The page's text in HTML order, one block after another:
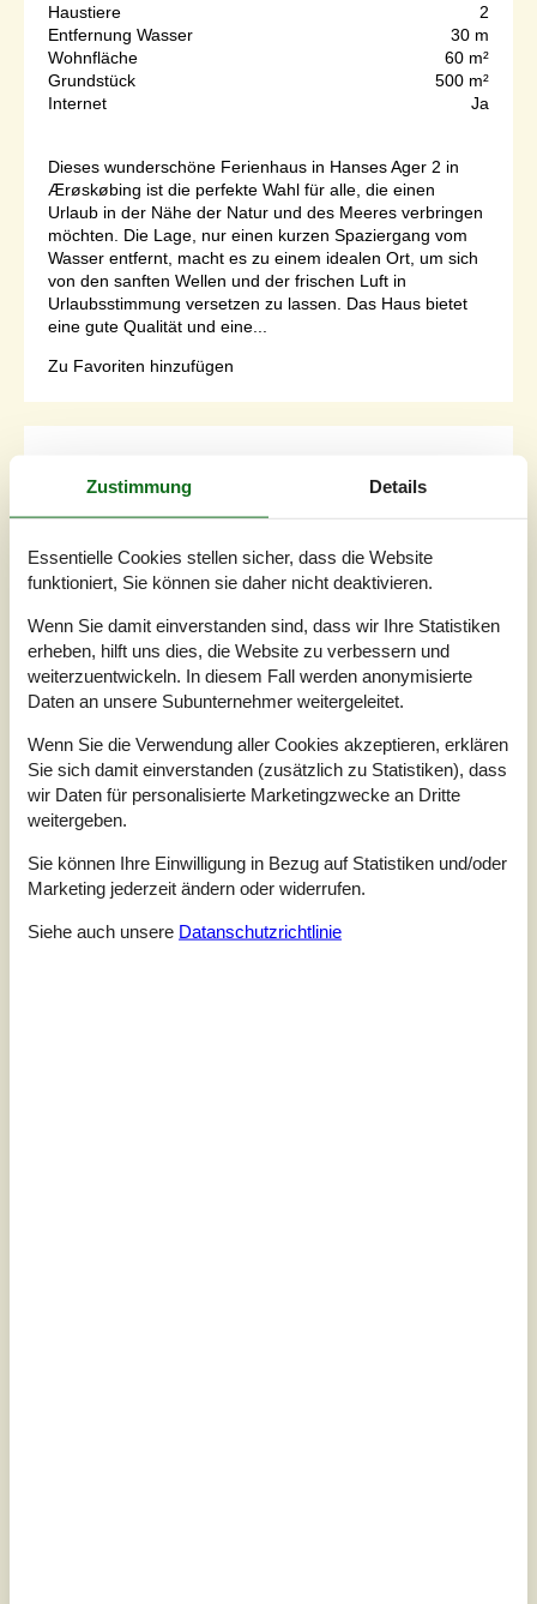
Haustiere
2
Entfernung Wasser
30 m
Wohnfläche
60 m²
Grundstück
500 m²
Internet
Ja
Dieses wunderschöne Ferienhaus in Hanses Ager 2 in
Ærøskøbing ist die perfekte Wahl für alle, die einen
Urlaub in der Nähe der Natur und des Meeres verbringen
möchten. Die Lage, nur einen kurzen Spaziergang vom
Wasser entfernt, macht es zu einem idealen Ort, um sich
von den sanften Wellen und der frischen Luft in
Urlaubsstimmung versetzen zu lassen. Das Haus bietet
eine gute Qualität und eine...
Zu Favoriten hinzufügen
Whirlpool und Meerblick
Smedegade - 5970 - Ärösköbing
4 Personen Objekt Nr.: 556-AE302
Ab EUR 646,-
Zustimmung Details
Essentielle Cookies stellen sicher, dass die Website
funktioniert, Sie können sie daher nicht deaktivieren.
Wenn Sie damit einverstanden sind, dass wir Ihre Statistiken
erheben, hilft uns dies, die Website zu verbessern und
weiterzuentwickeln. In diesem Fall werden anonymisierte
Daten an unsere Subunternehmer weitergeleitet.
Wenn Sie die Verwendung aller Cookies akzeptieren, erklären
Sie sich damit einverstanden (zusätzlich zu Statistiken), dass
wir Daten für personalisierte Marketingzwecke an Dritte
weitergeben.
Sie können Ihre Einwilligung in Bezug auf Statistiken und/oder
Marketing jederzeit ändern oder widerrufen.
Siehe auch unsere Datanschutzrichtlinie